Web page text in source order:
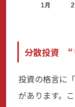
分散投資 “
投資の格言に
があります。